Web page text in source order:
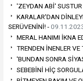
'ZEYDAN ABİ'
KARALAR'DAN
SERÜVENİNİ! -
MERAL HANIMI İKNA
TRENDEN İNENLER VE
'BUNDAN SONRA
SEBEBİNİ HİÇ